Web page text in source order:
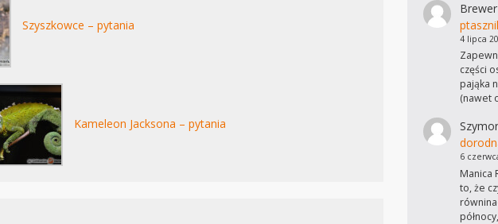
Szyszkowce – pytania
Kameleon Jacksona – pytania
Brewer
4 lipca
części
pająka
(nawet
6
Manica
to, że